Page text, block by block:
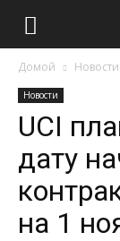
Домой Новости
Новости
UCI
дату
на 1